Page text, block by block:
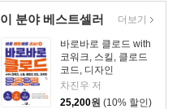
이 분야 베스트셀러
바로바로 클로드 with
코워크, 스킬, 클로드
코드, 디자인
차진우 저
25,200원 (10% 할인)
더보기